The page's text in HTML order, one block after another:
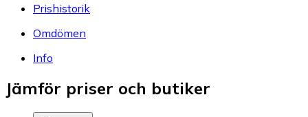
Prishistorik
Omdömen
Info
Jämför priser och butiker